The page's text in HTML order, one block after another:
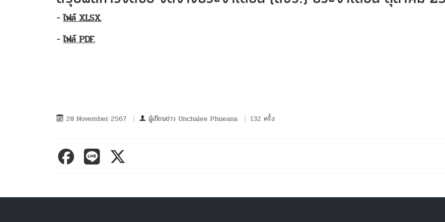
-ไฟล์ XLSX.
-ไฟล์ PDF.
28 November 2567 ผู้เขียนข่าว Unchalee Phueana 132 ครั้ง